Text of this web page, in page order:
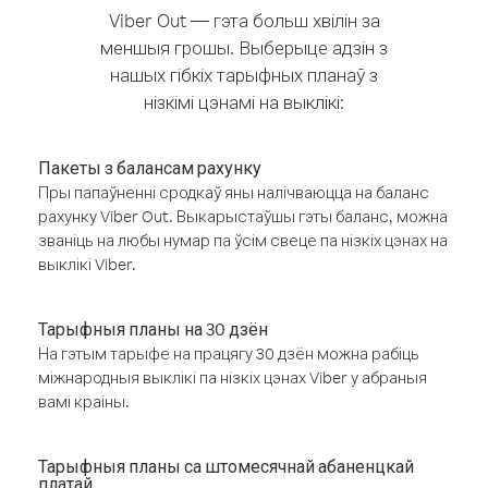
Viber Out — гэта больш хвілін за
меншыя грошы. Выберыце адзін з
нашых гібкіх тарыфных планаў з
нізкімі цэнамі на выклікі:
Пакеты з балансам рахунку
Пры папаўненні сродкаў яны налічваюцца на баланс
рахунку Viber Out. Выкарыстаўшы гэты баланс, можна
званіць на любы нумар па ўсім свеце па нізкіх цэнах на
выклікі Viber.
Тарыфныя планы на 30 дзён
На гэтым тарыфе на працягу 30 дзён можна рабіць
міжнародныя выклікі па нізкіх цэнах Viber у абраныя
вамі краіны.
Тарыфныя планы са штомесячнай абаненцкай
платай